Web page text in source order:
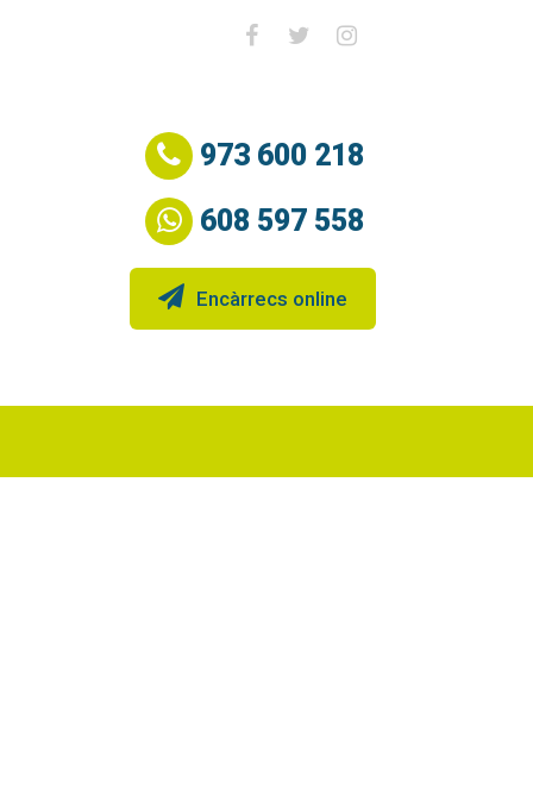
973 600 218
608 597 558
Encàrrecs online